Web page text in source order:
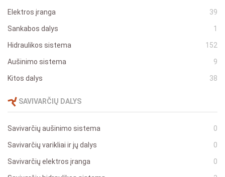
Elektros įranga 39
Sankabos dalys 1
Hidraulikos sistema 152
Aušinimo sistema 9
Kitos dalys 38
SAVIVARČIŲ DALYS
Savivarčių aušinimo sistema 0
Savivarčių varikliai ir jų dalys 0
Savivarčių elektros įranga 0